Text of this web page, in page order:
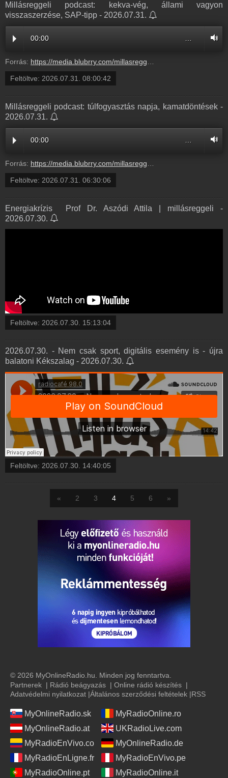
Millásreggeli podcast: kekva-vég, állami vagyon
visszaszerzése, SAP-tipp - 2026.07.31.
00:00
Forrás: https://media.blubrry.com/millasreggeli/millasreggeli.hu/wp-content/uploads/2026/07/cafe_radiocafe98_20260731-0800_OK.mp3
Feltöltve: 2026.07.31. 08:00:42
Millásreggeli podcast: túlfogyasztás napja, kamatdöntések -
2026.07.31.
00:00
Forrás: https://media.blubrry.com/millasreggeli/millasreggeli.hu/wp-content/uploads/2026/07/cafe_radiocafe98_20260731-0700_OK.mp3
Feltöltve: 2026.07.31. 06:30:06
Energiakrízis ️ Prof Dr. Aszódi Attila | millásreggeli -
2026.07.30.
Feltöltve: 2026.07.30. 15:13:04
2026.07.30. - Nem csak sport, digitális esemény is - újra
balatoni Kékszalag - 2026.07.30.
Feltöltve: 2026.07.30. 14:40:05
« 2 3 4 5 6 »
© 2026 MyOnlineRadio.hu. Minden jog fenntartva.
Partnerek | Rádió beágyazás | Online rádió készítés |
Adatvédelmi nyilatkozat |Általános szerződési feltételek |RSS
MyOnlineRadio.sk
MyRadioOnline.ro
MyOnlineRadio.at
UKRadioLive.com
MyRadioEnVivo.co
MyOnlineRadio.de
MyRadioEnLigne.fr
MyRadioEnVivo.pe
MyRadioOnline.pt
MyRadioOnline.it